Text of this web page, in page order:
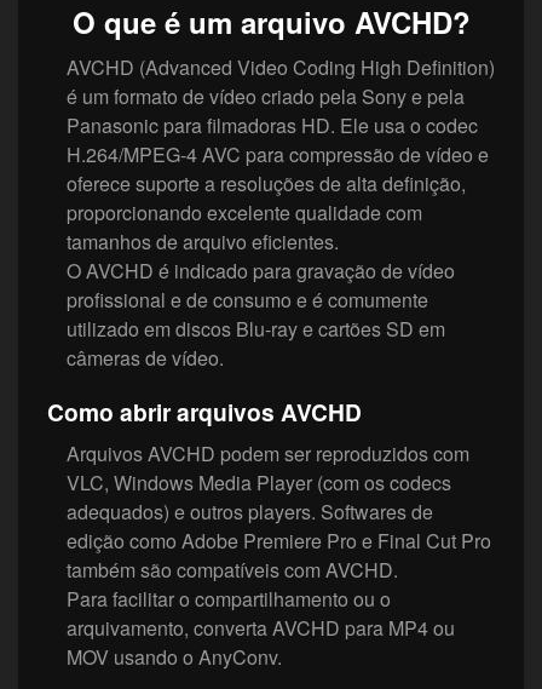
O que é um arquivo AVCHD?
AVCHD (Advanced Video Coding High Definition)
é um formato de vídeo criado pela Sony e pela
Panasonic para filmadoras HD. Ele usa o codec
H.264/MPEG‑4 AVC para compressão de vídeo e
oferece suporte a resoluções de alta definição,
proporcionando excelente qualidade com
tamanhos de arquivo eficientes.
O AVCHD é indicado para gravação de vídeo
profissional e de consumo e é comumente
utilizado em discos Blu‑ray e cartões SD em
câmeras de vídeo.
Como abrir arquivos AVCHD
Arquivos AVCHD podem ser reproduzidos com
VLC, Windows Media Player (com os codecs
adequados) e outros players. Softwares de
edição como Adobe Premiere Pro e Final Cut Pro
também são compatíveis com AVCHD.
Para facilitar o compartilhamento ou o
arquivamento, converta AVCHD para MP4 ou
MOV usando o AnyConv.